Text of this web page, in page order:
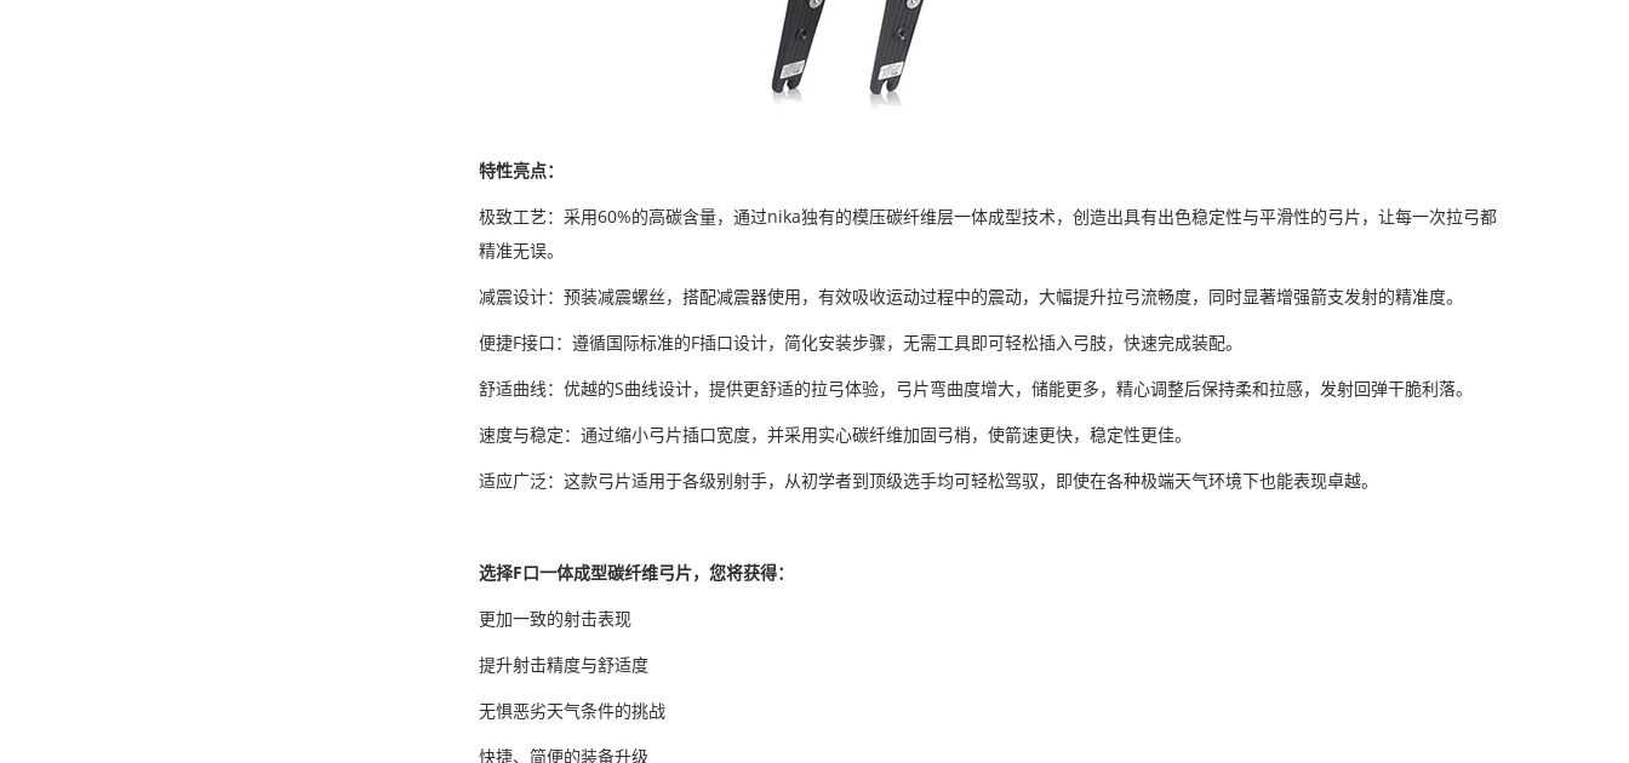
特性亮点：
极致工艺：采用60%的高碳含量，通过nika独有的模压碳纤维层一体成型技术，创造出具有出色稳定性与平滑性的弓片，让每一次拉弓都
精准无误。
减震设计：预装减震螺丝，搭配减震器使用，有效吸收运动过程中的震动，大幅提升拉弓流畅度，同时显著增强箭支发射的精准度。
便捷F接口：遵循国际标准的F插口设计，简化安装步骤，无需工具即可轻松插入弓肢，快速完成装配。
舒适曲线：优越的S曲线设计，提供更舒适的拉弓体验，弓片弯曲度增大，储能更多，精心调整后保持柔和拉感，发射回弹干脆利落。
速度与稳定：通过缩小弓片插口宽度，并采用实心碳纤维加固弓梢，使箭速更快，稳定性更佳。
适应广泛：这款弓片适用于各级别射手，从初学者到顶级选手均可轻松驾驭，即使在各种极端天气环境下也能表现卓越。
选择F口一体成型碳纤维弓片，您将获得：
更加一致的射击表现
提升射击精度与舒适度
无惧恶劣天气条件的挑战
快捷、简便的装备升级